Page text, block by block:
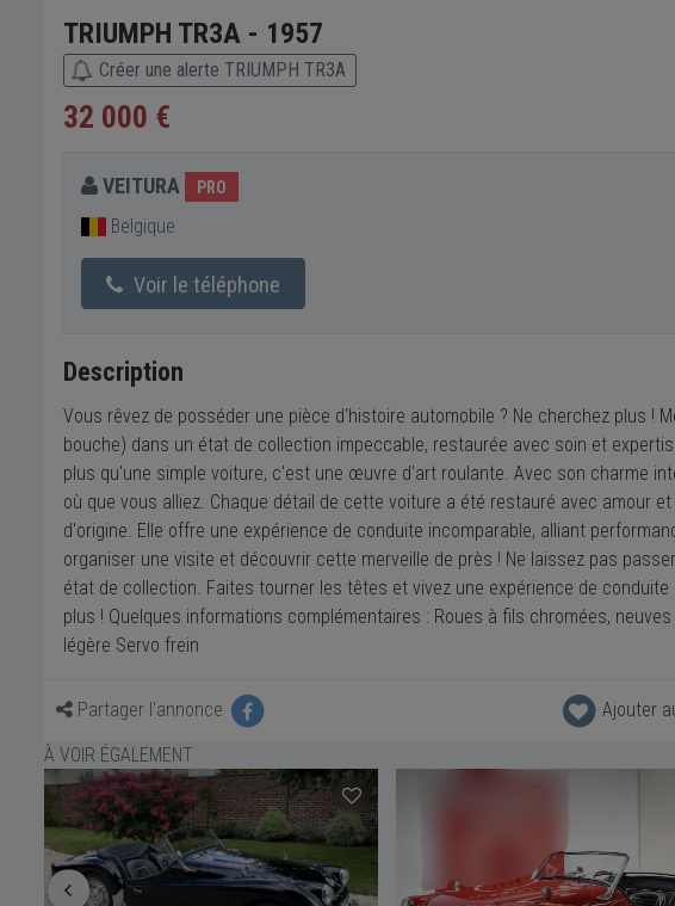
TRIUMPH TR3A - 1957
Créer une alerte TRIUMPH TR3A
32 000 €
VEITURA PRO
Belgique
Voir le téléphone
Description
Vous rêvez de posséder une pièce d'histoire automobile ? Ne cherchez plus !
bouche) dans un état de collection impeccable, restaurée avec soin et
plus qu'une simple voiture, c'est une œuvre d'art roulante. Avec son charme
où que vous alliez. Chaque détail de cette voiture a été restauré avec amour
d'origine. Elle offre une expérience de conduite incomparable, alliant
organiser une visite et découvrir cette merveille de près ! Ne laissez pas
état de collection. Faites tourner les têtes et vivez une expérience de
plus ! Quelques informations complémentaires : Roues à fils chromées,
légère Servo frein
Partager l'annonce
Ajouter
À VOIR ÉGALEMENT